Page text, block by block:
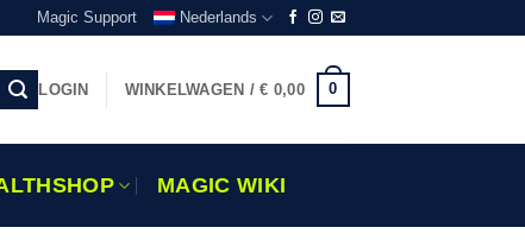
Magic Support Nederlands
LOGIN WINKELWAGEN /€ 0,00 0
MAGIC WIKI